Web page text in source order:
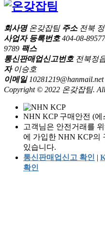
회사명온갖잡팀 주소전북 정
사업자 등록번호404-08-
9789 팩스
통신판매업신고번호전북정
자이승호
이메일10281219@hanmail.net
Copyright © 2022 온갖잡팀. All
NHN KCP 구매안전 (에
고객님은 안전거래를
에 가입한 NHN KCP의
있습니다.
통신판매업신고 확인
확인